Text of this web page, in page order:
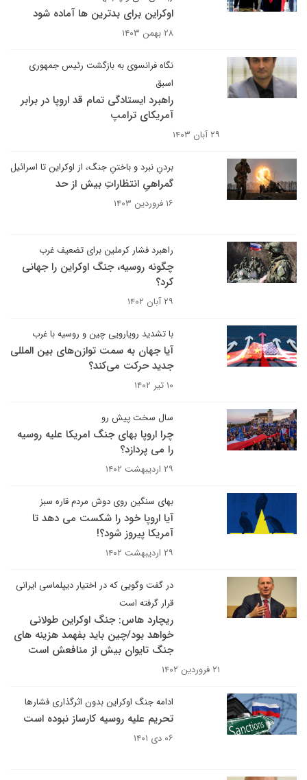
اوکراین برای بدترین ها آماده شود
۲۸ بهمن ۱۴۰۳
نگاه فرانسوی به بازگشت رئیس جمهوری
اسبق
راهبرد ایستادگی تمام قد اروپا در برابر
آمریکای ترامپ
۲۹ آبان ۱۴۰۳
بردنِ نبرد و باختنِ جنگ، از اوکراین تا اسرائیل
گمراهیِ انتظاراتِ بیش از حد
۱۶ فروردین ۱۴۰۳
راهبرد فشار کرملین برای تضعیف غرب
چگونه روسیه، جنگ اوکراین را جهانی
کرد؟
۲۹ آبان ۱۴۰۲
با تشدید رویارویی چین و روسیه با غرب
آیا جهان به سمت توازن‌های بین المللی
جدید حرکت می‌کند؟
۱۰ تیر ۱۴۰۲
سال سخت پیش رو
چرا اروپا بهای جنگ امریکا علیه روسیه
را می پردازد؟
۲۹ اردیبهشت ۱۴۰۲
بهای سنگین روی دوش مردم قاره سبز
آیا اروپا خود را شکست می دهد تا
آمریکا پیروز شود؟!
۲۹ اردیبهشت ۱۴۰۲
در گفت وگویی که در اختیار دیپلماسی ایرانی
قرار گرفته است
ریچارد هاس: جنگ اوکراین طولانی
خواهد بود/چین باید بفهمد هزینه های
جنگ تایوان بیش از منافعش است
۲۱ فروردین ۱۴۰۲
ادامه جنگ اوکراین بدون اثرگذاری فشارها
تحریم علیه روسیه کارساز نبوده است
۰۶ دی ۱۴۰۱